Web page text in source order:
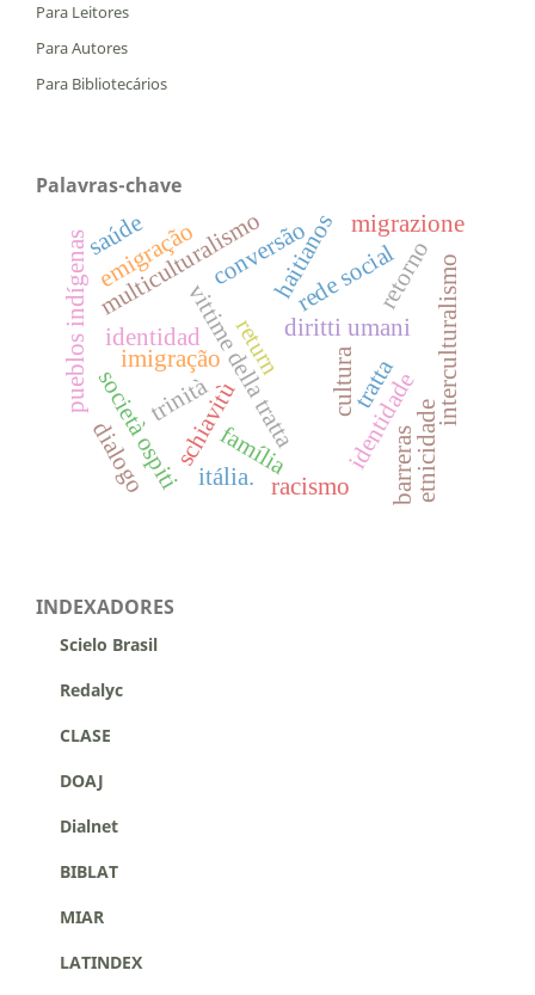
Para Leitores
Para Autores
Para Bibliotecários
Palavras-chave
tratta
vittime della trattadiritti umani
schiavitù identidade
cultura
etnicidade
imigração
família
rede social
multiculturalismo interculturalismo
società ospiti
pueblos indígenas identidad
haitianos
racismo
dialogo
trinità
migrazione
conversão
emigração retorno
saúde
return
itália. barreras
INDEXADORES
Scielo Brasil
Redalyc
CLASE
DOAJ
Dialnet
BIBLAT
MIAR
LATINDEX